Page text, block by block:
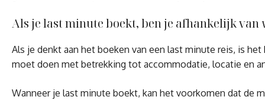
Als je last minute boekt, ben je afhankelijk
Als je denkt aan het boeken van een last minute reis, is
moet doen met betrekking tot accommodatie, locatie en
Wanneer je last minute boekt, kan het voorkomen dat de